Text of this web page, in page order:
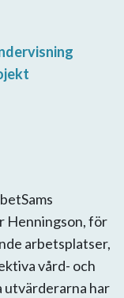
Henningson, för
arbetsplatser,
vård- och
utvärderarna har